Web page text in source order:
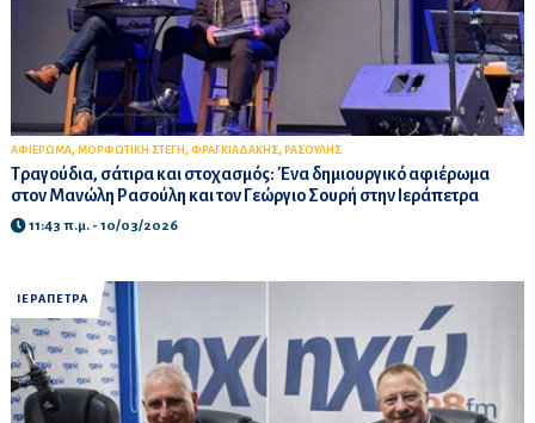
ΑΦΙΕΡΩΜΑ, ΜΟΡΦΩΤΙΚΗ ΣΤΕΓΗ , ΦΡΑΓΚΙΑΔΑΚΗΣ, ΡΑΣΟΥΛΗΣ
Τραγούδια, σάτιρα και στοχασμός: Ένα δημιουργικό αφιέρωμα
στον Μανώλη Ρασούλη και τον Γεώργιο Σουρή στην Ιεράπετρα
11:43 π.μ. - 10/03/2026
ΙΕΡΑΠΕΤΡΑ